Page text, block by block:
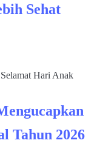
Sehat
Tahun 2026